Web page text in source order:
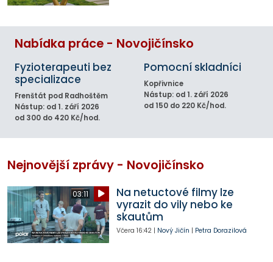
Nabídka práce - Novojičínsko
Fyzioterapeuti bez
specializace
Frenštát pod Radhoštěm
Nástup: od 1. září 2026
od 300 do 420 Kč/hod.
Pomocní skladníci
Kopřivnice
Nástup: od 1. září 2026
od 150 do 220 Kč/hod.
Nejnovější zprávy - Novojičínsko
03:11
Na netuctové filmy lze
vyrazit do vily nebo ke
skautům
Včera 16:42| Nový Jičín | Petra Dorazilová